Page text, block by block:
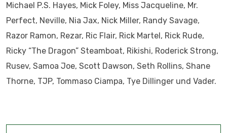
Michael P.S. Hayes, Mick Foley, Miss Jacqueline, Mr.
Perfect, Neville, Nia Jax, Nick Miller, Randy Savage,
Razor Ramon, Rezar, Ric Flair, Rick Martel, Rick Rude,
Ricky “The Dragon” Steamboat, Rikishi, Roderick Strong,
Rusev, Samoa Joe, Scott Dawson, Seth Rollins, Shane
Thorne, TJP, Tommaso Ciampa, Tye Dillinger und Vader.